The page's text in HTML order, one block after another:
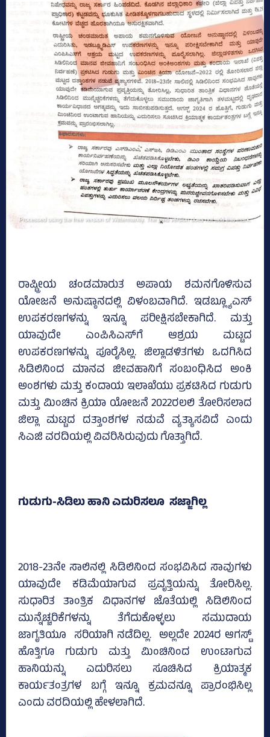
ರಾಷ್ಟ್ರೀಯ ಚಂಡಮಾರುತ ಅಪಾಯ ಶಮನಗೊಳಿಸುವ
ಯೋಜನೆ ಅನುಷ್ಠಾನದಲ್ಲಿ ವಿಳಂಬವಾಗಿದೆ. ಇಡಬ್ಲ್ಯೂಎಸ್‌
ಉಪಕರಣಗಳನ್ನು ಇನ್ನೂ ಪರೀಕ್ಷಿಸಬೇಕಾಗಿದೆ. ಮತ್ತು
ಯಾವುದೇ ಎಂಪಿಸಿಎಸ್‌ಗೆ ಆಶ್ರಯ ಮಟ್ಟದ
ಉಪಕರಣಗಳನ್ನು ಪೂರೈಸಿಲ್ಲ. ಜಿಲ್ಲಾಡಳಿತಗಳು ಒದಗಿಸಿದ
ಸಿಡಿಲಿನಿಂದ ಮಾನವ ಜೀವಹಾನಿಗೆ ಸಂಬಂಧಿಸಿದ ಅಂಕಿ
ಅಂಶಗಳು ಮತ್ತು ಕಂದಾಯ ಇಲಾಖೆಯು ಪ್ರಕಟಿಸಿದ ಗುಡುಗು
ಮತ್ತು ಮಿಂಚಿನ ಕ್ರಿಯಾ ಯೋಜನೆ 2022ರಲಲಿ ತೋರಿಸಲಾದ
ಜಿಲ್ಲಾ ಮಟ್ಟದ ದತ್ತಾಂಶಗಳ ನಡುವೆ ವ್ಯತ್ಯಾಸವಿದೆ ಎಂದು
ಸಿಎಜಿ ವರದಿಯಲ್ಲಿ ವಿವರಿಸಿರುವುದು ಗೊತ್ತಾಗಿದೆ.
ಗುಡುಗು-ಸಿಡಿಲು ಹಾನಿ ಎದುರಿಸಲೂ ಸಜ್ಜಾಗಿಲ್ಲ
2018-23ನೇ ಸಾಲಿನಲ್ಲಿ ಸಿಡಿಲಿನಿಂದ ಸಂಭವಿಸಿದ ಸಾವುಗಳು
ಯಾವುದೇ ಕಡಿಮೆಯಾಗುವ ಪ್ರವೃತ್ತಿಯನ್ನು ತೋರಿಸಿಲ್ಲ.
ಸುಧಾರಿತ ತಾಂತ್ರಿಕ ವಿಧಾನಗಳ ಜೊತೆಯಲ್ಲಿ ಸಿಡಿಲಿನಿಂದ
ಮುನ್ನೆಚ್ಚರಿಕೆಗಳನ್ನು ತೆಗೆದುಕೊಳ್ಳಲು ಸಮುದಾಯ
ಜಾಗೃತಿಯೂ ಸರಿಯಾಗಿ ನಡೆದಿಲ್ಲ. ಅಲ್ಲದೇ 2024ರ ಆಗಸ್ಟ್‌
ಹೊತ್ತಿಗೂ ಗುಡುಗು ಮತ್ತು ಮಿಂಚಿನಿಂದ ಉಂಟಾಗುವ
ಹಾನಿಯನ್ನು ಎದುರಿಸಲು ಸೂಚಿಸಿದ ಕ್ರಿಯಾತ್ಮಕ
ಕಾರ್ಯತಂತ್ರಗಳ ಬಗ್ಗೆ ಇನ್ನೂ ಕ್ರಮವನ್ನೂ ಪ್ರಾರಂಭಿಸಿಲ್ಲ
ಎಂದು ವರದಿಯಲ್ಲಿ ಹೇಳಲಾಗಿದೆ.